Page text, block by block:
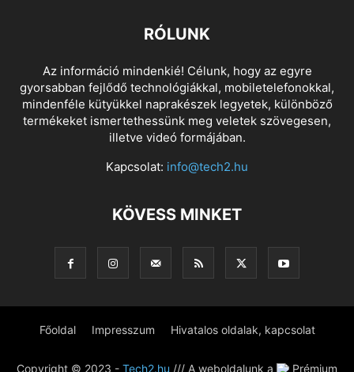
RÓLUNK
Az információ mindenkié! Célunk, hogy az egyre
gyorsabban fejlődő technológiákkal, mobiletelefonokkal,
mindenféle kütyükkel naprakészek legyetek, különböző
termékeket ismertethessünk meg veletek szövegesen,
illetve videó formájában.
Kapcsolat: info@tech2.hu
KÖVESS MINKET
Főoldal Impresszum Hivatalos oldalak, kapcsolat
Copyright © 2023 - Tech2.hu /// A weboldalunk a Prémium